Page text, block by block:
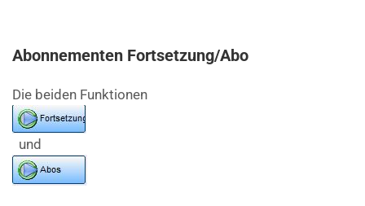
Abonnementen Fortsetzung/Abo
Die beiden Funktionen
und